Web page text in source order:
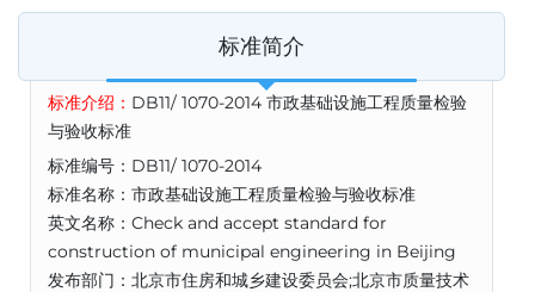
标准简介
标准介绍： DB11/ 1070-2014 市政基础设施工程质量检验
与验收标准
标准编号：DB11/ 1070-2014
标准名称：市政基础设施工程质量检验与验收标准
英文名称：Check and accept standard for
construction of municipal engineering in Beijing
发布部门：北京市住房和城乡建设委员会;北京市质量技术